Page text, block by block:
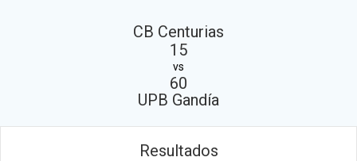
CB Centurias
15
vs
60
UPB Gandía
Resultados